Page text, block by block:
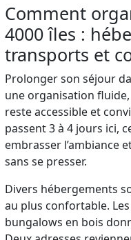
Comment
4000 îles :
transports et
Prolonger son séjour
une organisation
reste accessible et
passent 3 à 4 jours ici,
embrasser l’ambiance
sans se presser.
Divers hébergements
au plus confortable.
bungalows en bois